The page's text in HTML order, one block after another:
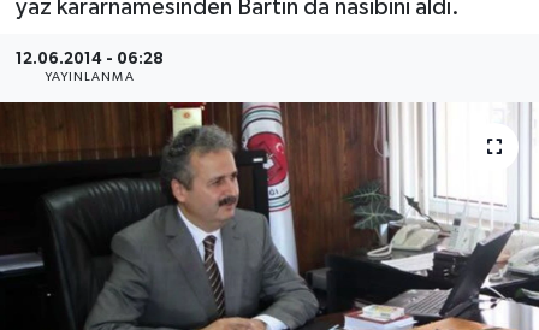
yaz kararnamesinden Bartın da nasibini aldı.
12.06.2014 - 06:28
YAYINLANMA
Sağlık
Sinema
Sivil Toplum
Siyaset